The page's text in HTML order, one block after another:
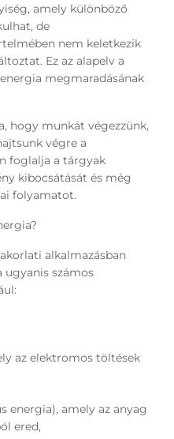
amely különböző
de
nem keletkezik
Ez az alapelv a
megmaradásának
hogy munkát végezzünk,
végre a
foglalja a tárgyak
kibocsátását és még
folyamatot.
alkalmazásban
ugyanis számos
az elektromos töltések
energia), amely az anyag
ered,